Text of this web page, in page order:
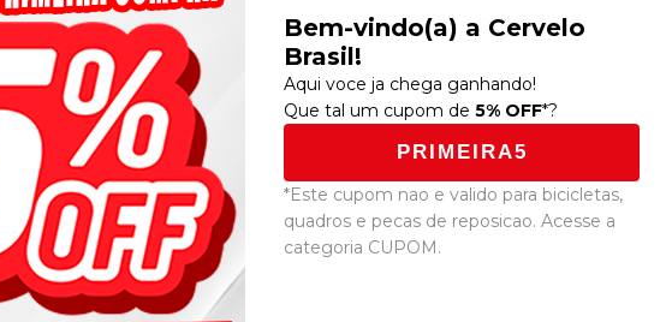
Downtube Cable Guide
& Electronic) -
Modelo S3 Disc
R$85,00
Movimento Central Token
Ninja BB-Right - Shimano
Bem-vindo(a) a Cervelo
Brasil!
Aqui voce ja chega ganhando!
Que tal um cupom de 5% OFF*?
PRIMEIRA5
*Este cupom nao e valido para bicicletas,
quadros e pecas de reposicao. Acesse a
categoria CUPOM.